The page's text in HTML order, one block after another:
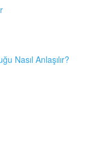
Nasıl Anlaşılır?